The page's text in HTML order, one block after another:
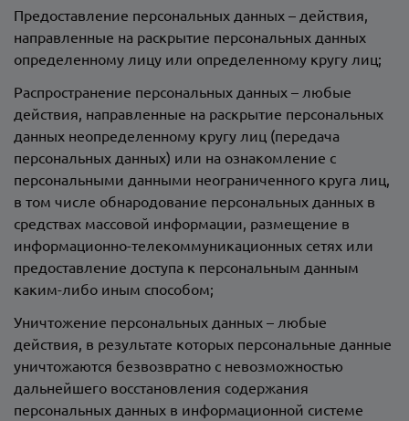
Предоставление персональных данных – действия,
направленные на раскрытие персональных данных
определенному лицу или определенному кругу лиц;
Распространение персональных данных – любые
действия, направленные на раскрытие персональных
данных неопределенному кругу лиц (передача
персональных данных) или на ознакомление с
персональными данными неограниченного круга лиц,
в том числе обнародование персональных данных в
средствах массовой информации, размещение в
информационно-телекоммуникационных сетях или
предоставление доступа к персональным данным
каким-либо иным способом;
Уничтожение персональных данных – любые
действия, в результате которых персональные данные
уничтожаются безвозвратно с невозможностью
дальнейшего восстановления содержания
персональных данных в информационной системе